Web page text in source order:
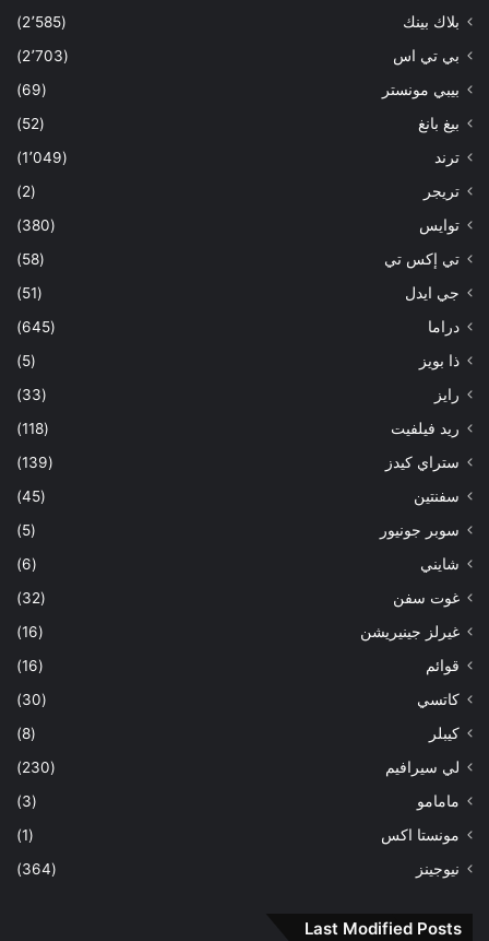
بلاك بينك
(2٬585)
بي تي اس
(2٬703)
بيبي مونستر
(69)
بيغ بانغ
(52)
ترند
(1٬049)
تريجر
(2)
توايس
(380)
تي إكس تي
(58)
جي ايدل
(51)
دراما
(645)
ذا بويز
(5)
رايز
(33)
ريد فيلفيت
(118)
ستراي كيدز
(139)
سفنتين
(45)
سوبر جونيور
(5)
شايني
(6)
غوت سفن
(32)
غيرلز جينيريشن
(16)
قوائم
(16)
كاتسي
(30)
كيبلر
(8)
لي سيرافيم
(230)
مامامو
(3)
مونستا اكس
(1)
نيوجينز
(364)
Last Modified Posts